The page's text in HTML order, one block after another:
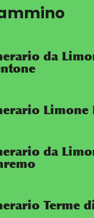
da
Limone
da
Terme
dirigiti
(segnavia
in
poco